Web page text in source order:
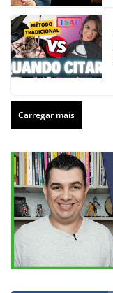
Carregar mais